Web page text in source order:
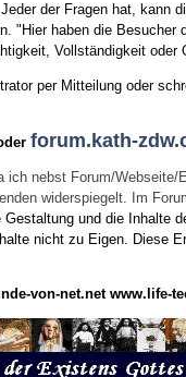
der Fragen hat, kann
"Hier haben die
Vollständigkeit
per Mitteilung oder
forum.kath-
nebst Forum/
widerspiegelt. Im
und die Inhalte
nicht zu Eigen. Diese
von-net.net www.life-